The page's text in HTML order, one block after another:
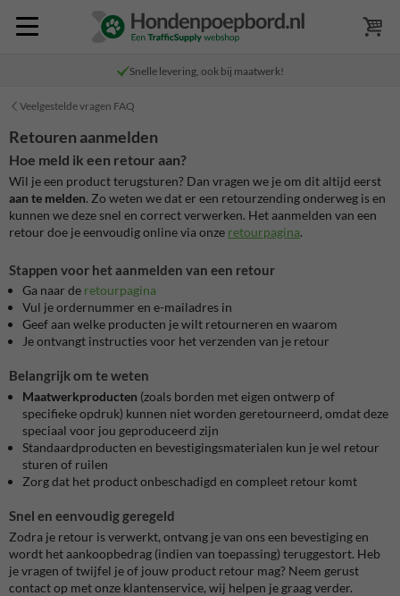
Snelle levering, ook bij maatwerk!
Veelgestelde vragen FAQ
Retouren aanmelden
Hoe meld ik een retour aan?
Wil je een product terugsturen? Dan vragen we je om dit altijd eerst
aan te melden. Zo weten we dat er een retourzending onderweg is en
kunnen we deze snel en correct verwerken. Het aanmelden van een
retour doe je eenvoudig online via onze retourpagina.
Stappen voor het aanmelden van een retour
Ga naar de retourpagina
Vul je ordernummer en e-mailadres in
Geef aan welke producten je wilt retourneren en waarom
Je ontvangt instructies voor het verzenden van je retour
Belangrijk om te weten
Maatwerkproducten (zoals borden met eigen ontwerp of
specifieke opdruk) kunnen niet worden geretourneerd, omdat deze
speciaal voor jou geproduceerd zijn
Standaardproducten en bevestigingsmaterialen kun je wel retour
sturen of ruilen
Zorg dat het product onbeschadigd en compleet retour komt
Snel en eenvoudig geregeld
Zodra je retour is verwerkt, ontvang je van ons een bevestiging en
wordt het aankoopbedrag (indien van toepassing) teruggestort. Heb
je vragen of twijfel je of jouw product retour mag? Neem gerust
contact op met onze klantenservice, wij helpen je graag verder.